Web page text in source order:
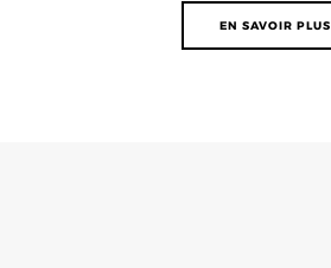
EN SAVOIR PLUS